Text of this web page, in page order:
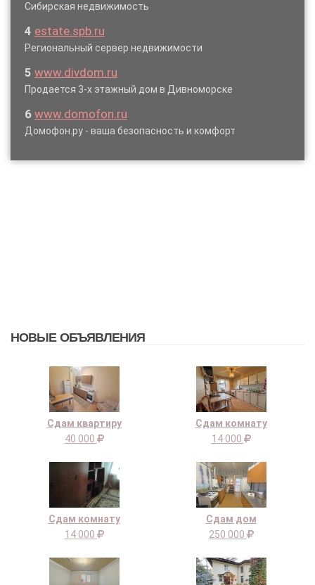
Сибирская недвижимость
4 estate.spb.ru
Региональный сервер недвижимости
5 www.divdom.ru
Продается 3-х этажный дом в Дивноморске
6 www.domofon.ru
Домофон.ру - ваша безопасность и комфорт
НОВЫЕ ОБЪЯВЛЕНИЯ
Сдам квартиру
40 000
Сдам комнату
14 000
Сдам комнату
14 000
Сдам дом
250 000